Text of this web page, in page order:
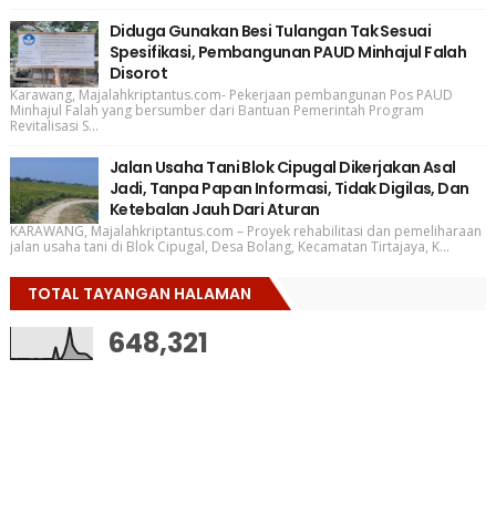
Diduga Gunakan Besi Tulangan Tak Sesuai
Spesifikasi, Pembangunan PAUD Minhajul Falah
Disorot
Karawang, Majalahkriptantus.com- Pekerjaan pembangunan Pos PAUD
Minhajul Falah yang bersumber dari Bantuan Pemerintah Program
Revitalisasi S...
Jalan Usaha Tani Blok Cipugal Dikerjakan Asal
Jadi, Tanpa Papan Informasi, Tidak Digilas, Dan
Ketebalan Jauh Dari Aturan
KARAWANG, Majalahkriptantus.com – Proyek rehabilitasi dan pemeliharaan
jalan usaha tani di Blok Cipugal, Desa Bolang, Kecamatan Tirtajaya, K...
TOTAL TAYANGAN HALAMAN
648,321